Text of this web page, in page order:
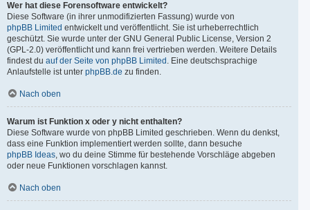
Wer hat diese Forensoftware entwickelt?
Diese Software (in ihrer unmodifizierten Fassung) wurde von
phpBB Limited entwickelt und veröffentlicht. Sie ist urheberrechtlich
geschützt. Sie wurde unter der GNU General Public License, Version 2
(GPL-2.0) veröffentlicht und kann frei vertrieben werden. Weitere Details
findest du auf der Seite von phpBB Limited . Eine deutschsprachige
Anlaufstelle ist unter phpBB.de zu finden.
Nach oben
Warum ist Funktion x oder y nicht enthalten?
Diese Software wurde von phpBB Limited geschrieben. Wenn du denkst,
dass eine Funktion implementiert werden sollte, dann besuche
phpBB Ideas, wo du deine Stimme für bestehende Vorschläge abgeben
oder neue Funktionen vorschlagen kannst.
Nach oben